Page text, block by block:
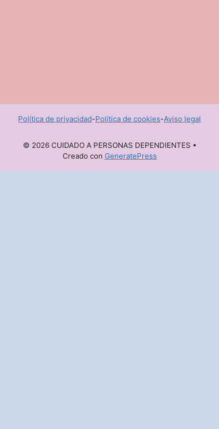
Política de privacidad-Política de cookies-Aviso legal
© 2026 CUIDADO A PERSONAS DEPENDIENTES •
Creado con GeneratePress